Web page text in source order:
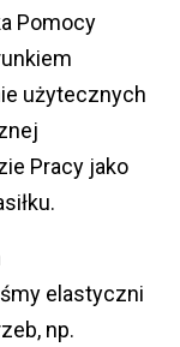
Pomocy
użytecznych
Pracy jako
elastyczni
np.